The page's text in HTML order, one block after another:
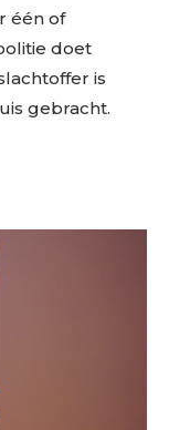
één of
doet
is
gebracht.